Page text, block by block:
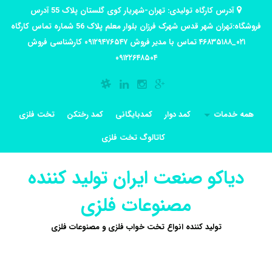
آدرس کارگاه تولیدی: تهران-شهریار کوی گلستان پلاک 55 آدرس
فروشگاه:تهران شهر قدس شهرک فرزان بلوار معلم پلاک 56 شماره تماس کارگاه
۰۲۱_۴۶۸۳۵۱۸۸ تماس با مدیر فروش ۰۹۱۲۹۴۷۶۵۴۷ کارشناسی فروش
۰۹۱۲۲۶۴۸۵۰۴
همه خدمات کمد دوار کمدبایگانی کمد رختکن
تخت فلزی
کاتالوگ تخت فلزی
دیاکو صنعت ایران تولید کننده
مصنوعات فلزی
تولید کننده انواع تخت خواب فلزی و مصنوعات فلزی